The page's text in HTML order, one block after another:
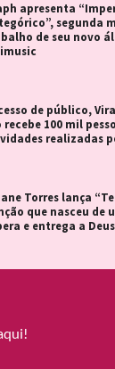
apresenta
segunda
de seu novo
de público,
recebe 100 mil
realizadas
Torres lança
que nasceu de
e entrega a Deus